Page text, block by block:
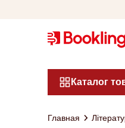
Каталог
Главная